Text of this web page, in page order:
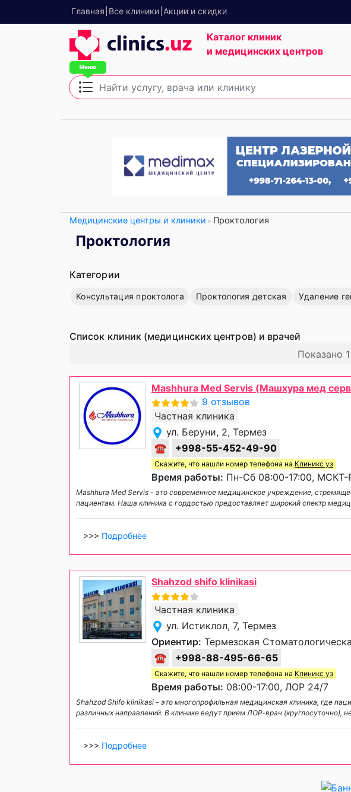
Главная Все клиники Акции и скидки
Каталог клиник
и медицинских центров
Медицинские центры и клиники Проктология
Проктология
Категории
Консультация проктолога Проктология детская Удаление
Список клиник (медицинских центров) и врачей
Показано
Mashhura Med Servis (Машхура мед
9 отзывов
Частная клиника
ул. Беруни, 2, Термез
☎
+998-55-452-49-90
Скажите, что нашли номер телефона на Клиникс уз
Время работы: Пн-Сб 08:00-17:00,
Mashhura Med Servis - это современное медицинское учреждение,
пациентам. Наша клиника с гордостью предоставляет широкий спектр
>>> Подробнее
Shahzod shifo klinikasi
Частная клиника
ул. Истиклол, 7, Термез
Ориентир: Термезская
☎
+998-88-495-66-65
Скажите, что нашли номер телефона на Клиникс уз
Время работы: 08:00-17:00, ЛОР 24/7
Shahzod Shifo klinikasi – это многопрофильная медицинская клиника, где
различных направлений. В клинике ведут прием ЛОР-врач (круглосуточно),
>>> Подробнее